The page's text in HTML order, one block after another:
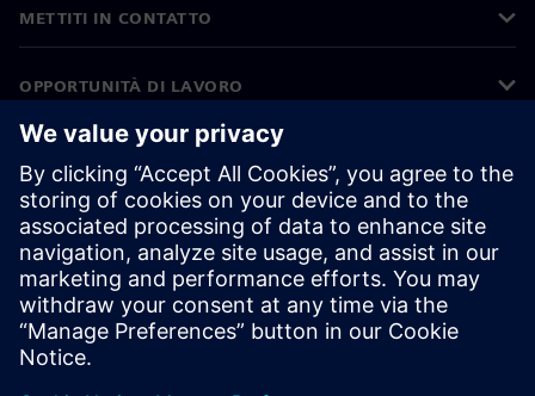
METTITI IN CONTATTO
OPPORTUNITÀ DI LAVORO
©Siemens 2026
Informazioni aziendali
Informativa sulla privacy
Informativa sui cookie